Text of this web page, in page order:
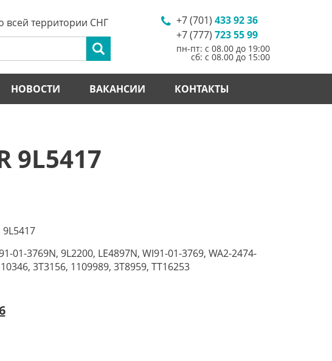
+7 (701) 433 92 36
+7 (777) 723 55 99
пн-пт: с 08.00 до 19:00
сб: с 08.00 до 15:00
всей территории СНГ
НОВОСТИ ВАКАНСИИ КОНТАКТЫ
9L5417
9L5417
01-3769N, 9L2200, LE4897N, WI91-01-3769, WA2-2474-
3T3156, 1109989, 3T8959, TT16253